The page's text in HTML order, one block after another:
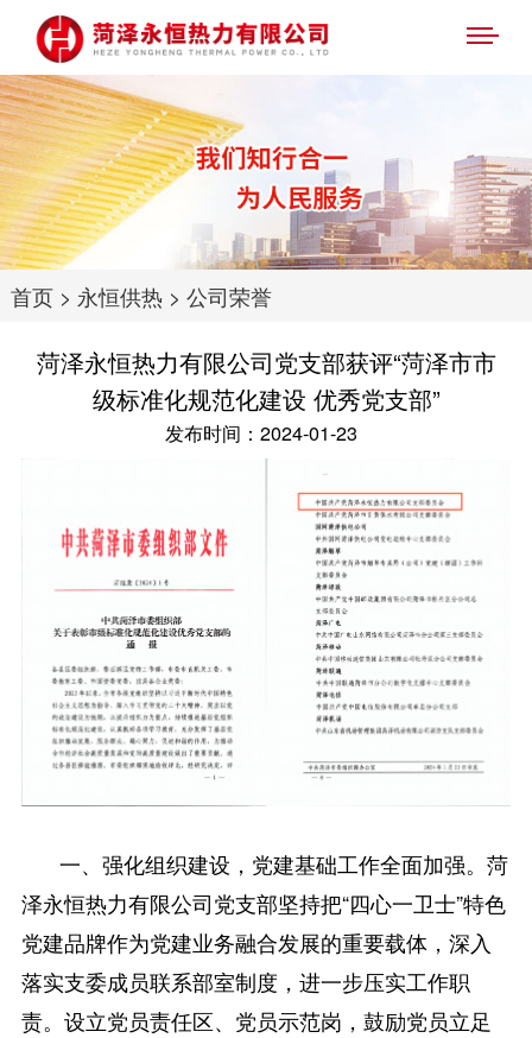
首页> 永恒供热 > 公司荣誉
菏泽永恒热力有限公司党支部获评“菏泽市市
级标准化规范化建设 优秀党支部”
发布时间：2024-01-23
一、强化组织建设，党建基础工作全面加强。菏
泽永恒热力有限公司党支部坚持把“四心一卫士”特色
党建品牌作为党建业务融合发展的重要载体，深入
落实支委成员联系部室制度，进一步压实工作职
责。设立党员责任区、党员示范岗，鼓励党员立足